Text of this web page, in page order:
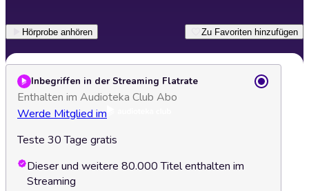
Hörprobe anhören Zu Favoriten hinzufügen
Inbegriffen in der Streaming Flatrate
Enthalten im Audioteka Club Abo
Werde Mitglied im
Teste 30 Tage gratis
Dieser und weitere 80.000 Titel enthalten im
Streaming